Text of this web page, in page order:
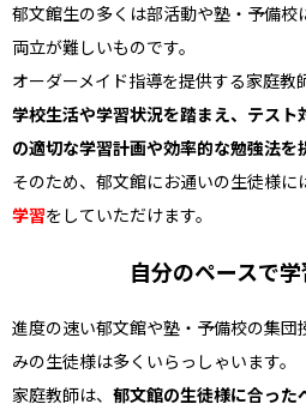
郁文館生の多くは部活動や塾・予備校
両立が難しいものです。
オーダーメイド指導を提供する家庭教
学校生活や学習状況を踏まえ、テスト
の適切な学習計画や効率的な勉強法を
そのため、郁文館にお通いの生徒様に
学習をしていただけます。
自分のペースで学
進度の速い郁文館や塾・予備校の集
みの生徒様は多くいらっしゃいます。
家庭教師は、 郁文館の生徒様に合った